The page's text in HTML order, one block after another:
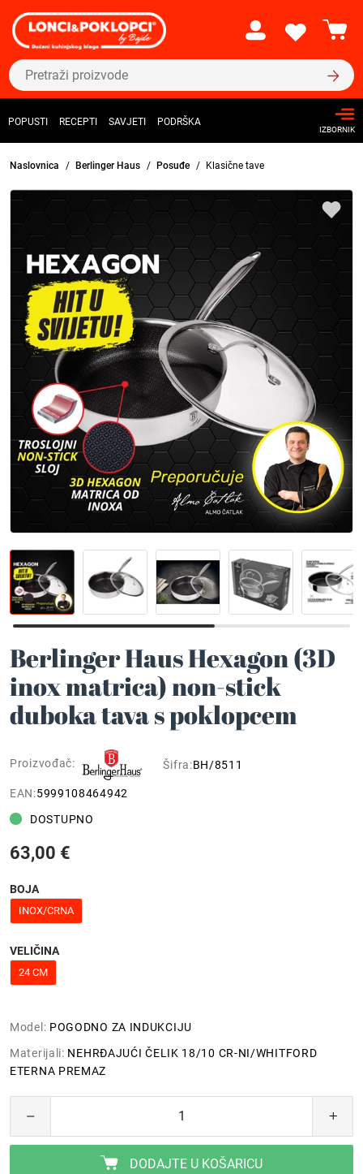
POPUSTI RECEPTI SAVJETI PODRŠKA
IZBORNIK
Naslovnica Berlinger Haus Posuđe Klasične tave
Berlinger Haus Hexagon (3D
inox matrica) non-stick
duboka tava s poklopcem
Proizvođač: Šifra:BH/8511
EAN:5999108464942
DOSTUPNO
63,00 €
BOJA
INOX/CRNA
VELIČINA
24 CM
Model: POGODNO ZA INDUKCIJU
Materijali: NEHRĐAJUĆI ČELIK 18/10 CR-NI/WHITFORD
ETERNA PREMAZ
DODAJTE U KOŠARICU